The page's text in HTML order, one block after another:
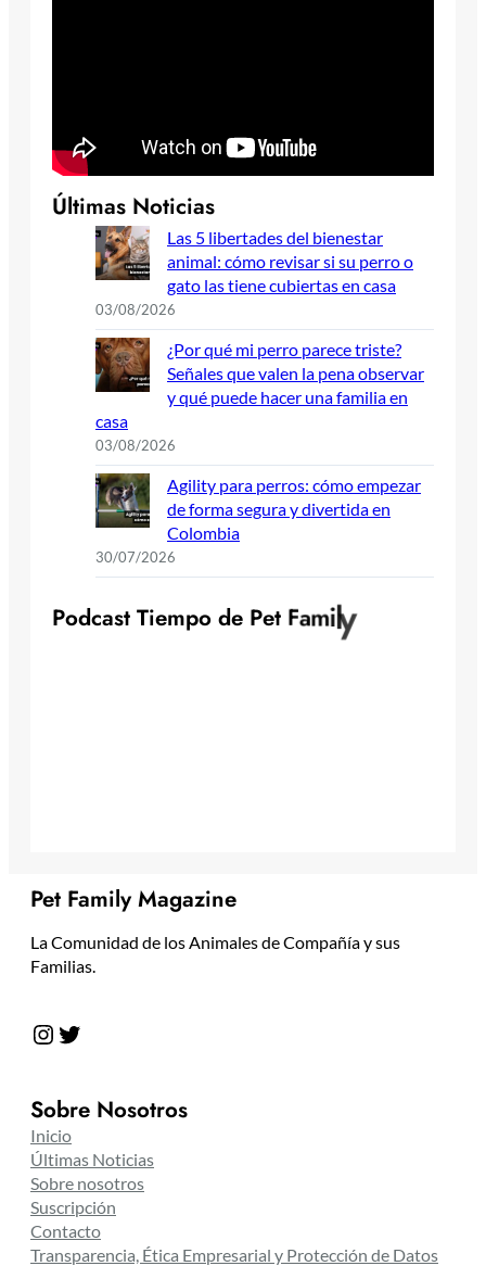
Últimas Noticias
Las 5 libertades del bienestar
animal: cómo revisar si su perro o
gato las tiene cubiertas en casa
03/08/2026
¿Por qué mi perro parece triste?
Señales que valen la pena observar
y qué puede hacer una familia en
casa
03/08/2026
Agility para perros: cómo empezar
de forma segura y divertida en
Colombia
30/07/2026
Podcast Tiempo de Pet Family
Pet Family Magazine
La Comunidad de los Animales de Compañía y sus
Familias.
Instagram Twitter
Sobre Nosotros
Inicio
Últimas Noticias
Sobre nosotros
Suscripción
Contacto
Transparencia, Ética Empresarial y Protección de Datos